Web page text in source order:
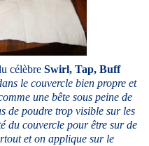
célèbre Swirl, Tap, Buff
le couvercle bien propre et
une bête sous peine de
de poudre trop visible sur les
du couvercle pour être sur de
et on applique sur le